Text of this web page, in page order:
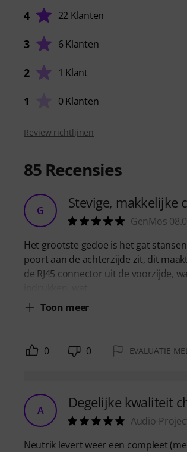
4 22 Klanten
3 6 Klanten
2 1 Klant
1 0 Klanten
Review richtlijnen
85 Recensies
G Stevige, makkelijke
GenMos
Het grootste gedoe is het gat
poort aan de achterzijde zit, dit
de RJ45 connector uit de voorzijde,
Toon meer
0 0 EVALUATIE
A Degelijke kwaliteit
Audio-
Neutrik levert weer een compleet